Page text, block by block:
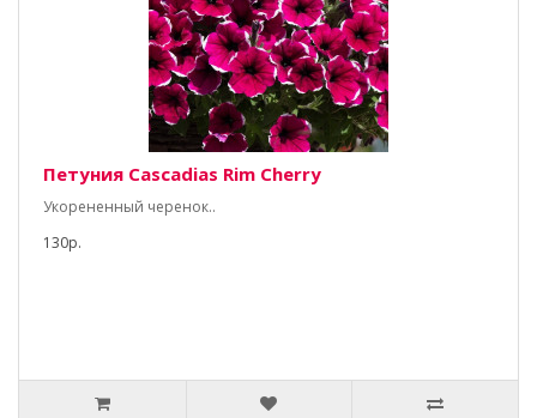
Петуния Cascadias Rim Cherry
Укорененный черенок..
130р.